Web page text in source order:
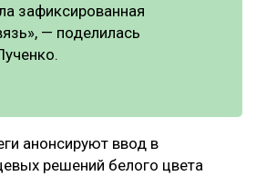
зафиксированная
— поделилась
анонсируют ввод в
решений белого цвета